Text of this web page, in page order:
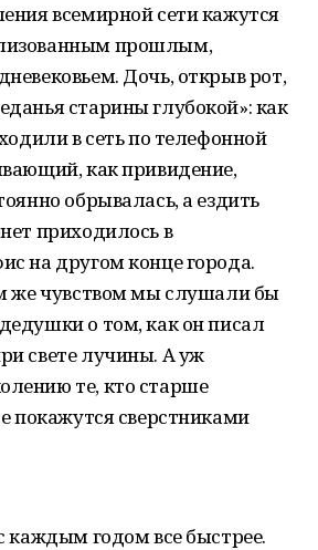
всемирной сети кажутся
прошлым,
Дочь, открыв рот,
старины глубокой»: как
в сеть по телефонной
как привидение,
обрывалась, а ездить
приходилось в
на другом конце города.
же чувством мы слушали бы
о том, как он писал
свете лучины. А уж
те, кто старше
покажутся сверстниками
каждым годом все быстрее.